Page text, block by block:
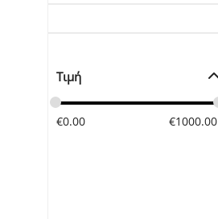
Τιμή
€0.00 €1000.00